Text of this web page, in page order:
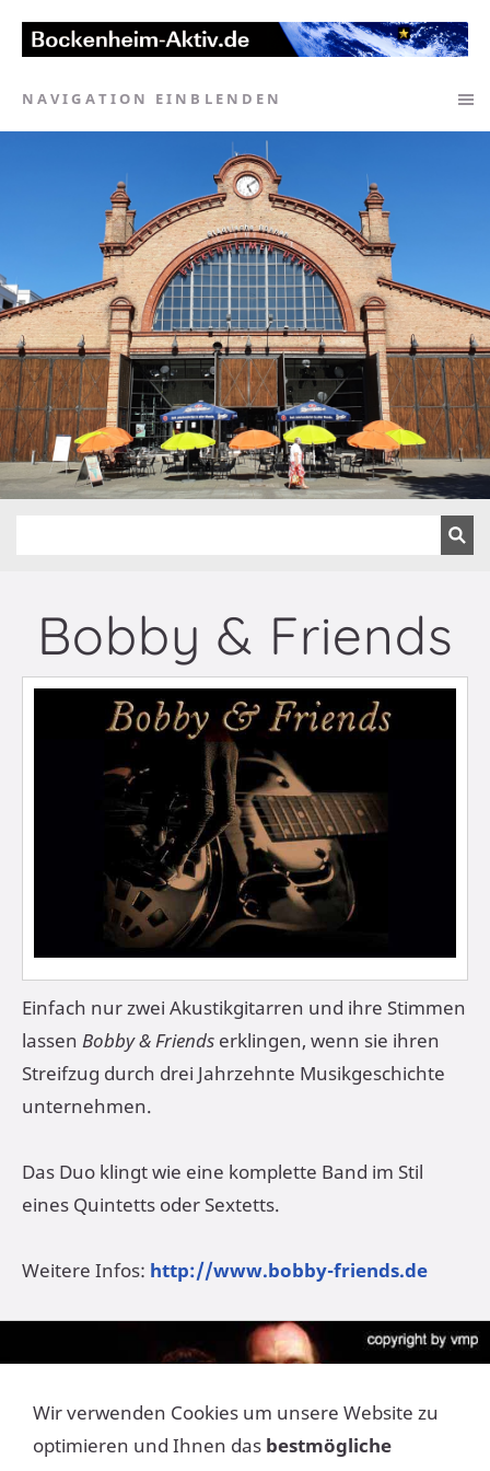
NAVIGATION EINBLENDEN
Bobby & Friends
Einfach nur zwei Akustikgitarren und ihre Stimmen
lassen Bobby & Friends erklingen, wenn sie ihren
Streifzug durch drei Jahrzehnte Musikgeschichte
unternehmen.
Das Duo klingt wie eine komplette Band im Stil
eines Quintetts oder Sextetts.
Weitere Infos: http://www.bobby-friends.de
Wir verwenden Cookies um unsere Website zu
optimieren und Ihnen das bestmögliche